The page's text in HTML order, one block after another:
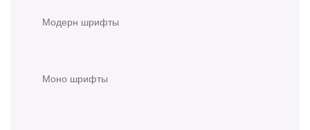
Модерн шрифты
Моно шрифты